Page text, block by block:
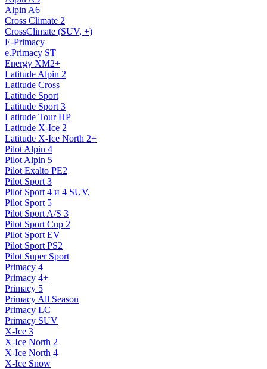
Alpin A6
Cross Climate 2
CrossClimate (SUV, +)
E-Primacy
e.Primacy ST
Energy XM2+
Latitude Alpin 2
Latitude Cross
Latitude Sport
Latitude Sport 3
Latitude Tour HP
Latitude X-Ice 2
Latitude X-Ice North 2+
Pilot Alpin 4
Pilot Alpin 5
Pilot Exalto PE2
Pilot Sport 3
Pilot Sport 4 и 4 SUV,
Pilot Sport 5
Pilot Sport A/S 3
Pilot Sport Cup 2
Pilot Sport EV
Pilot Sport PS2
Pilot Super Sport
Primacy 4
Primacy 4+
Primacy 5
Primacy All Season
Primacy LC
Primacy SUV
X-Ice 3
X-Ice North 2
X-Ice North 4
X-Ice Snow